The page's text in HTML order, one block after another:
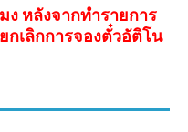
ง หลังจากทำรายการ
กเลิกการจองตั๋วอัติโน